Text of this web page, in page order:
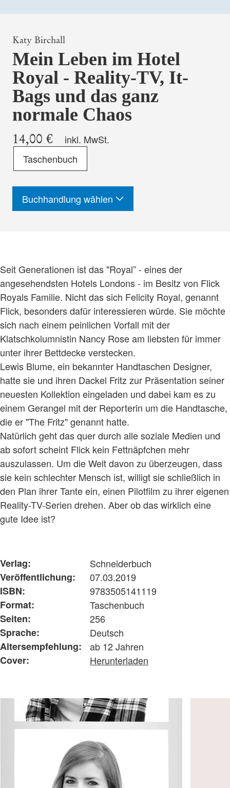
Katy Birchall
Mein Leben im Hotel
Royal - Reality-TV, It-
Bags und das ganz
normale Chaos
14,00 €
inkl. MwSt.
Taschenbuch
Buchhandlung wählen
Seit Generationen ist das "Royal” - eines der
angesehendsten Hotels Londons - im Besitz von Flick
Royals Familie. Nicht das sich Felicity Royal, genannt
Flick, besonders dafür interessieren würde. Sie möchte
sich nach einem peinlichen Vorfall mit der
Klatschkolumnistin Nancy Rose am liebsten für immer
unter ihrer Bettdecke verstecken.
Lewis Blume, ein bekannter Handtaschen Designer,
hatte sie und ihren Dackel Fritz zur Präsentation seiner
neuesten Kollektion eingeladen und dabei kam es zu
einem Gerangel mit der Reporterin um die Handtasche,
die er "The Fritz" genannt hatte.
Natürlich geht das quer durch alle soziale Medien und
ab sofort scheint Flick kein Fettnäpfchen mehr
auszulassen. Um die Welt davon zu überzeugen, dass
sie kein schlechter Mensch ist, willigt sie schließlich in
den Plan ihrer Tante ein, einen Pilotfilm zu ihrer eigenen
Reality-TV-Serien drehen. Aber ob das wirklich eine
gute Idee ist?
Verlag:
Schneiderbuch
Veröffentlichung:
07.03.2019
ISBN:
9783505141119
Format:
Taschenbuch
Seiten:
256
Sprache:
Deutsch
Altersempfehlung:
ab 12 Jahren
Cover:
Herunterladen